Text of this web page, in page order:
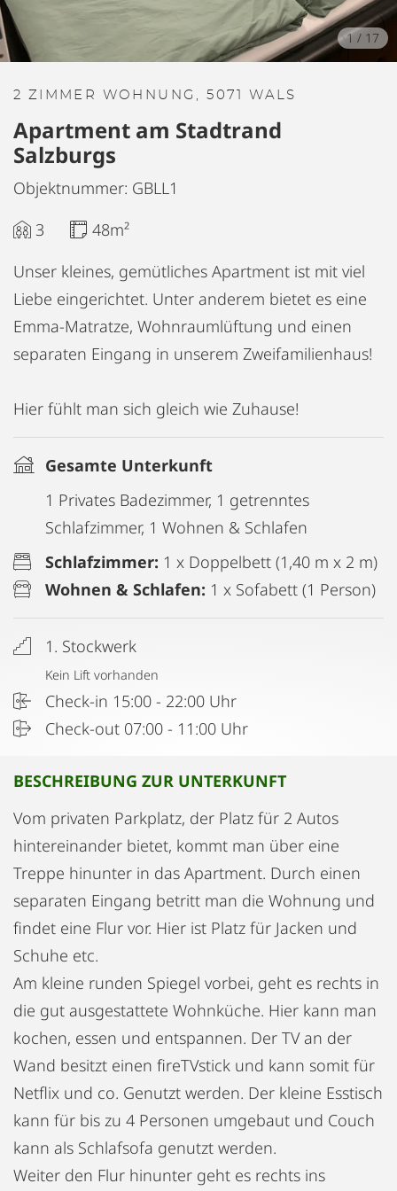
1/ 17
2 ZIMMER WOHNUNG, 5071 WALS
Apartment am Stadtrand
Salzburgs
Objektnummer: GBLL1
3
48m²
Unser kleines, gemütliches Apartment ist mit viel
Liebe eingerichtet. Unter anderem bietet es eine
Emma-Matratze, Wohnraumlüftung und einen
separaten Eingang in unserem Zweifamilienhaus!
Hier fühlt man sich gleich wie Zuhause!
Gesamte Unterkunft
1 Privates Badezimmer, 1 getrenntes
Schlafzimmer, 1 Wohnen & Schlafen
Schlafzimmer: 1 x Doppelbett (1,40 m x 2 m)
Wohnen & Schlafen: 1 x Sofabett (1 Person)
1. Stockwerk
Kein Lift vorhanden
Check-in 15:00 - 22:00 Uhr
Check-out 07:00 - 11:00 Uhr
BESCHREIBUNG ZUR UNTERKUNFT
Vom privaten Parkplatz, der Platz für 2 Autos
hintereinander bietet, kommt man über eine
Treppe hinunter in das Apartment. Durch einen
separaten Eingang betritt man die Wohnung und
findet eine Flur vor. Hier ist Platz für Jacken und
Schuhe etc.
Am kleine runden Spiegel vorbei, geht es rechts in
die gut ausgestattete Wohnküche. Hier kann man
kochen, essen und entspannen. Der TV an der
Wand besitzt einen fireTVstick und kann somit für
Netflix und co. Genutzt werden. Der kleine Esstisch
kann für bis zu 4 Personen umgebaut und Couch
kann als Schlafsofa genutzt werden.
Weiter den Flur hinunter geht es rechts ins